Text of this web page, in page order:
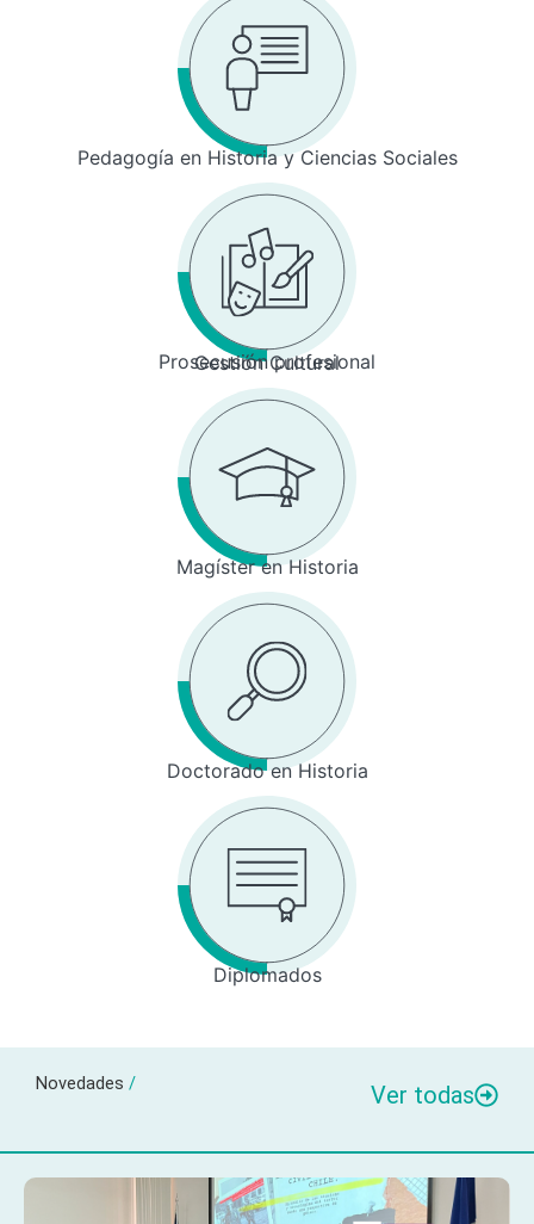
Pedagogía en Historia y Ciencias Sociales
Prosecusión profesional
Gestión Cultural
Magíster en Historia
Doctorado en Historia
Diplomados
Novedades / Ver todas